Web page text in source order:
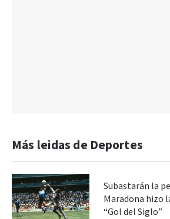
Más leidas de Deportes
Subastarán la
Maradona hizo
“Gol del Siglo”